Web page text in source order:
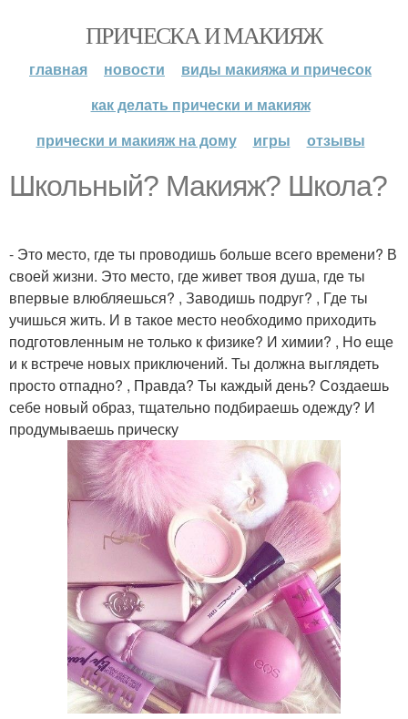
ПРИЧЕСКА И МАКИЯЖ
главная новости
виды макияжа и причесок
как делать прически и макияж
прически и макияж на дому
игры отзывы
Школьный? Макияж? Школа?
- Это место, где ты проводишь больше всего времени? В
своей жизни. Это место, где живет твоя душа, где ты
впервые влюбляешься? , Заводишь подруг? , Где ты
учишься жить. И в такое место необходимо приходить
подготовленным не только к физике? И химии? , Но еще
и к встрече новых приключений. Ты должна выглядеть
просто отпадно? , Правда? Ты каждый день? Создаешь
себе новый образ, тщательно подбираешь одежду? И
продумываешь прическу